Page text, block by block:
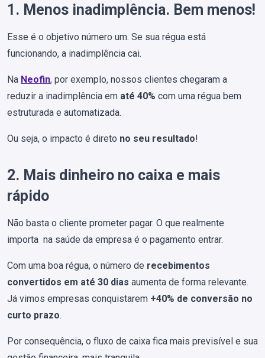
1. Menos inadimplência. Bem menos!
Esse é o objetivo número um. Se sua régua está
funcionando, a inadimplência cai.
Na Neofin, por exemplo, nossos clientes chegaram a
reduzir a inadimplência em até 40% com uma régua bem
estruturada e automatizada.
Ou seja, o impacto é direto no seu resultado!
2. Mais dinheiro no caixa e mais
rápido
Não basta o cliente prometer pagar. O que realmente
importa na saúde da empresa é o pagamento entrar.
Com uma boa régua, o número de recebimentos
convertidos em até 30 dias aumenta de forma relevante.
Já vimos empresas conquistarem +40% de conversão no
curto prazo.
Por consequência, o fluxo de caixa fica mais previsível e sua